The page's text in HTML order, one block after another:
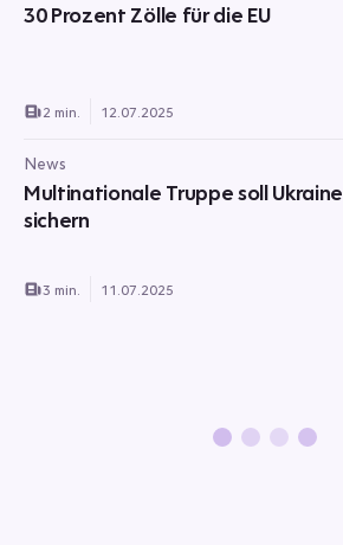
30 Prozent Zölle für die EU
2 min. 12.07.2025
News
Multinationale Truppe soll Ukraine
sichern
3 min. 11.07.2025